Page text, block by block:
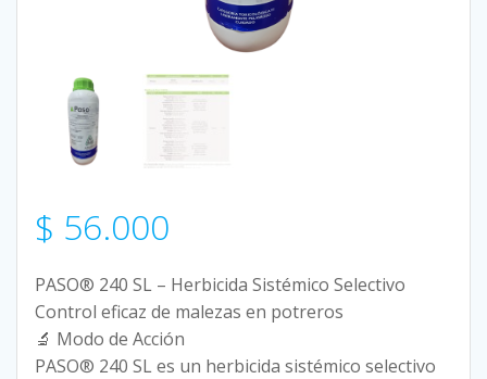
$ 56.000
PASO® 240 SL – Herbicida Sistémico Selectivo
Control eficaz de malezas en potreros
🔬 Modo de Acción
PASO® 240 SL es un herbicida sistémico selectivo